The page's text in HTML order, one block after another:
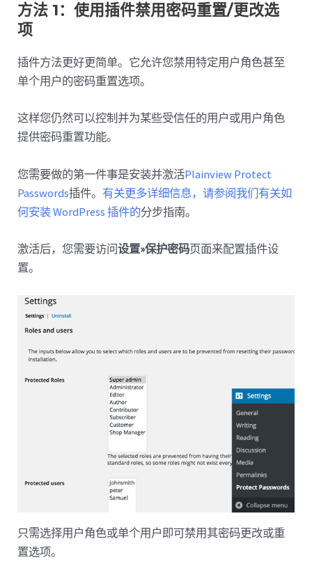
方法 1：使用插件禁用密码重置/更改选
项
插件方法更好更简单。它允许您禁用特定用户角色甚至
单个用户的密码重置选项。
这样您仍然可以控制并为某些受信任的用户或用户角色
提供密码重置功能。
您需要做的第一件事是安装并激活Plainview Protect
Passwords插件。 有关更多详细信息，请参阅我们有关如
何安装 WordPress 插件的分步指南。
激活后，您需要访问设置»保护密码页面来配置插件设
置。
只需选择用户角色或单个用户即可禁用其密码更改或重
置选项。